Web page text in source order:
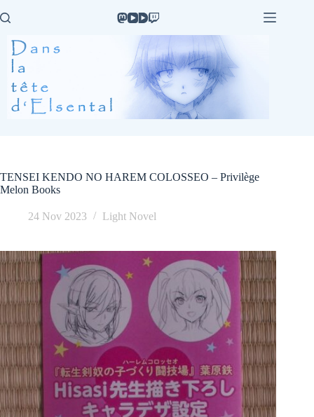
au
TENSEI KENDO NO HAREM COLOSSEO – Privilège
Melon Books
24 Nov 2023 Light Novel